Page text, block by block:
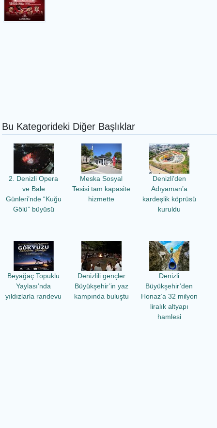
Bu Kategorideki Diğer Başlıklar
2. Denizli Opera
ve Bale
Günleri’nde “Kuğu
Gölü” büyüsü
Meska Sosyal
Tesisi tam kapasite
hizmette
Denizli’den
Adıyaman’a
kardeşlik köprüsü
kuruldu
Beyağaç Topuklu
Yaylası’nda
yıldızlarla randevu
Denizlili gençler
Büyükşehir’in yaz
kampında buluştu
Denizli
Büyükşehir’den
Honaz’a 32 milyon
liralık altyapı
hamlesi